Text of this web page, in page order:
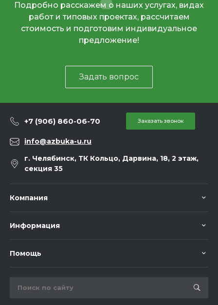
Подробно расскажем о наших услугах, видах
работ и типовых проектах, рассчитаем
стоимость и подготовим индивидуальное
предложение!
Задать вопрос
+7 (906) 860-06-70 Заказать звонок
info@azbuka-u.ru
г. Челябинск, ТК Кольцо, Дарвина, 18, 2 этаж,
секция 35
Компания
Информация
Помощь